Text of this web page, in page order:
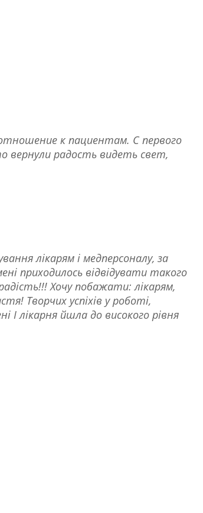
к пациентам. С первого
вернули радость видеть свет,
лікарям і медперсоналу, за
приходилось відвідувати такого
Хочу побажати: лікарям,
Творчих успіхів у роботі,
лікарня йшла до високого рівня